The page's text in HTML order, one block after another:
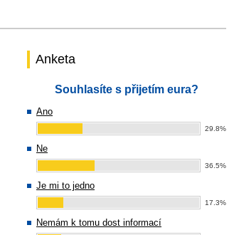
Anketa
Souhlasíte s přijetím eura?
Ano
29.8%
Ne
36.5%
Je mi to jedno
17.3%
Nemám k tomu dost informací